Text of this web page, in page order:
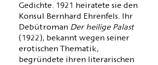
Gedichte. 1921 heiratete sie den
Konsul Bernhard Ehrenfels. Ihr
Debütroman Der heilige Palast
(1922), bekannt wegen seiner
erotischen Thematik,
begründete ihren literarischen